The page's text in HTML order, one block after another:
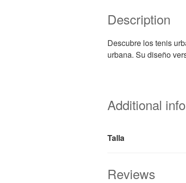
Description
Descubre los tenis
urbana. Su diseño
Additional
Talla
Reviews